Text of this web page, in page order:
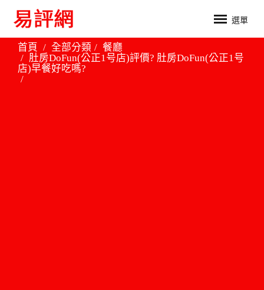
選單
首頁 全部分類
餐廳
肚房DoFun(公正1号店)評價? 肚房DoFun(公正1号
店)早餐好吃嗎?